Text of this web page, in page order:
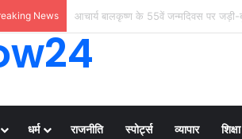
News मां की आंखों के आंसू बने पुलिस की चुनौती,
धर्म राजनीति स्पोर्ट्स व्यापार शिक्षा